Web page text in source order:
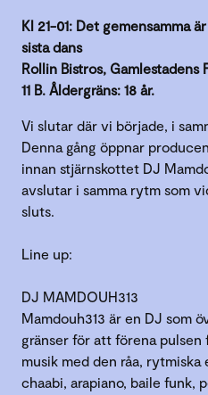
Kl 21-01: Det gemensamma
sista dans
Rollin Bistros, Gamlestadens
11 B. Åldergräns: 18 år.
Vi slutar där vi började, i
Denna gång öppnar
innan stjärnskottet DJ
avslutar i samma rytm som
sluts.
Line up:
DJ MAMDOUH313
Mamdouh313 är en DJ som
gränser för att förena pulsen
musik med den råa, rytmiska
chaabi, arapiano, baile funk,